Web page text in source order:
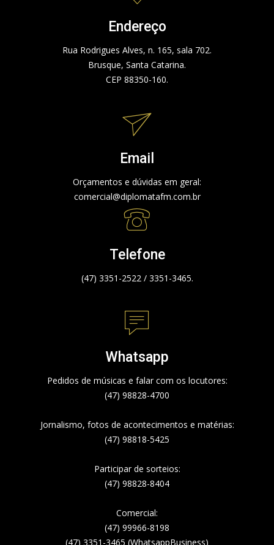
Endereço
Rua Rodrigues Alves, n. 165, sala 702.
Brusque, Santa Catarina.
CEP 88350-160.
Email
Orçamentos e dúvidas em geral:
comercial@diplomatafm.com.br
Telefone
(47) 3351-2522 / 3351-3465.
Whatsapp
Pedidos de músicas e falar com os locutores:
(47) 98828-4700
Jornalismo, fotos de acontecimentos e matérias:
(47) 98818-5425
Participar de sorteios:
(47) 98828-8404
Comercial:
(47) 99966-8198
(47) 3351-3465 (WhatsappBusiness)